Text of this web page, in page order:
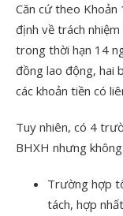
Căn cứ theo
định về trách
trong thời hạn 14
đồng lao động, hai
các khoản tiền có
Tuy nhiên, có 4
BHXH nhưng
Trường hợp
tách, hợp